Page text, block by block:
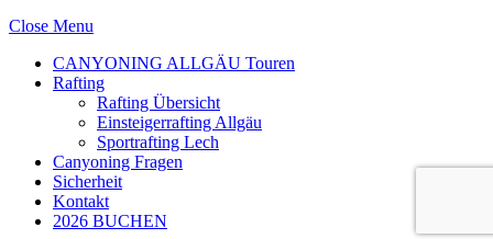
Close Menu
CANYONING ALLGÄU Touren
Rafting
Rafting Übersicht
Einsteigerrafting Allgäu
Sportrafting Lech
Canyoning Fragen
Sicherheit
Kontakt
2026 BUCHEN